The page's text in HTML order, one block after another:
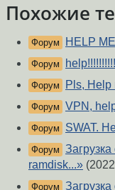
Похожие
Форум HELP
Форум
Форум Pls, Help
Форум VPN,
Форум SWAT.
Форум
ramdisk...»
Форум